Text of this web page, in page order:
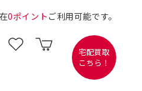
0ポイント ご利用可能です。
宅配買取
こちら！